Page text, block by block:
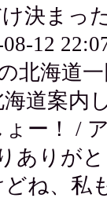
決まっ
12
海道一
道案内
ー！ /
りがと
ね、私